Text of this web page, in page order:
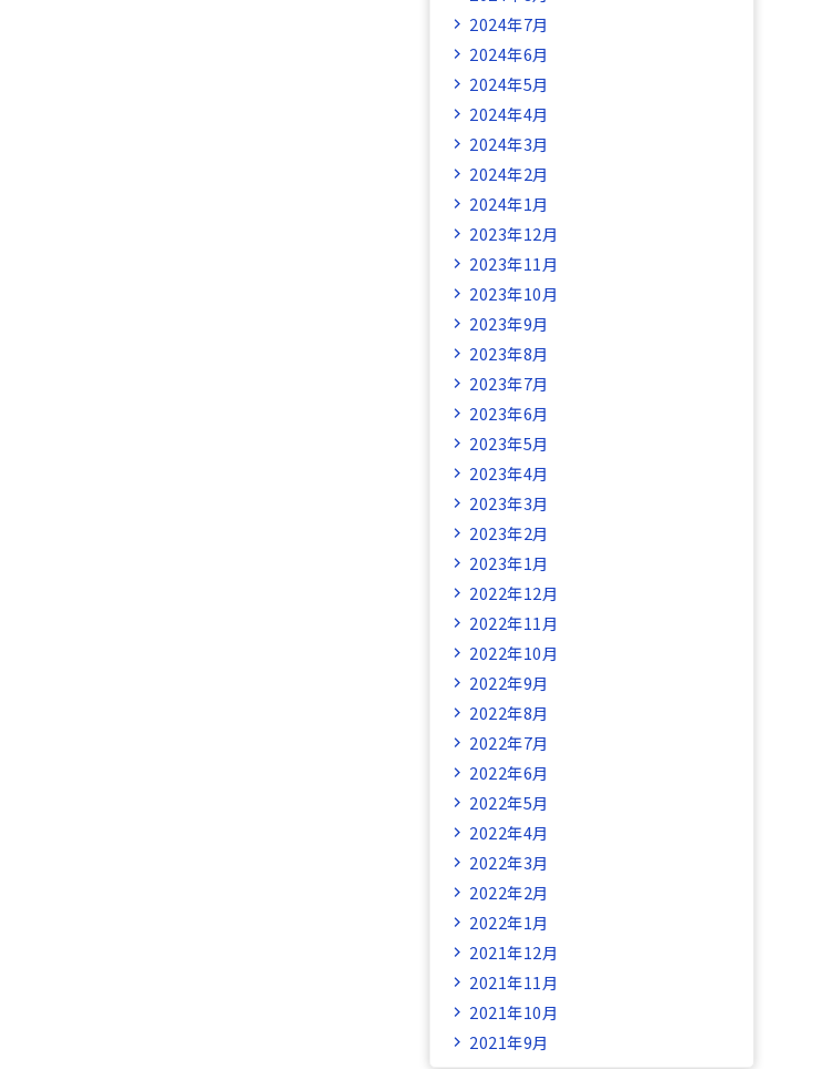
2024年7月
2024年6月
2024年5月
2024年4月
2024年3月
2024年2月
2024年1月
2023年12月
2023年11月
2023年10月
2023年9月
2023年8月
2023年7月
2023年6月
2023年5月
2023年4月
2023年3月
2023年2月
2023年1月
2022年12月
2022年11月
2022年10月
2022年9月
2022年8月
2022年7月
2022年6月
2022年5月
2022年4月
2022年3月
2022年2月
2022年1月
2021年12月
2021年11月
2021年10月
2021年9月